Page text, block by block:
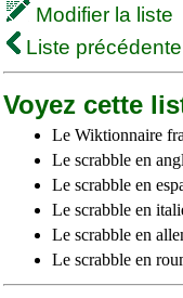
Modifier la liste
Liste précédente
Voyez cette
Le Wiktionnaire
Le scrabble en
Le scrabble en
Le scrabble en
Le scrabble en
Le scrabble en